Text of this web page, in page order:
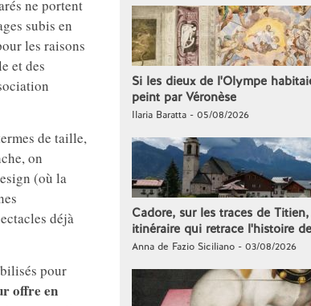
ne portent
subis en
les raisons
et des
de taille,
on
(où la
déjà
pour
offre en
Si les dieux de l'Olympe
peint par Véronèse
Ilaria Baratta - 05/08/2026
Cadore, sur les traces de
itinéraire qui retrace l'histoire
Anna de Fazio Siciliano - 03/08/2026